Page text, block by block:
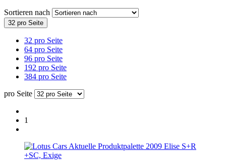
Sortieren nach
32 pro Seite
32 pro Seite
64 pro Seite
96 pro Seite
192 pro Seite
384 pro Seite
pro Seite
1